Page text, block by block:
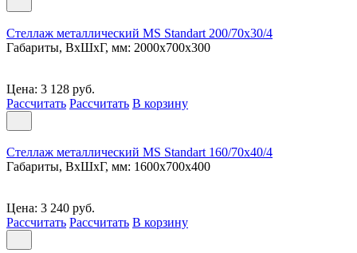
Стеллаж металлический MS Standart 200/70x30/4
Габариты, ВxШxГ, мм: 2000x700x300
Цена: 3 128 руб.
Рассчитать Рассчитать В корзину
Стеллаж металлический MS Standart 160/70x40/4
Габариты, ВxШxГ, мм: 1600x700x400
Цена: 3 240 руб.
Рассчитать Рассчитать В корзину